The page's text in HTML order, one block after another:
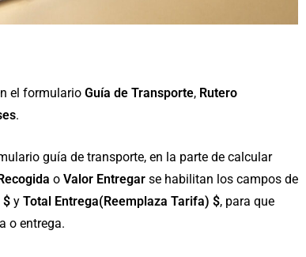
el formulario Guía de Transporte, Rutero
.
guía de transporte, en la parte de calcular
o Valor Entregar se habilitan los campos de
$ y Total Entrega(Reemplaza Tarifa) $, para que
o entrega.